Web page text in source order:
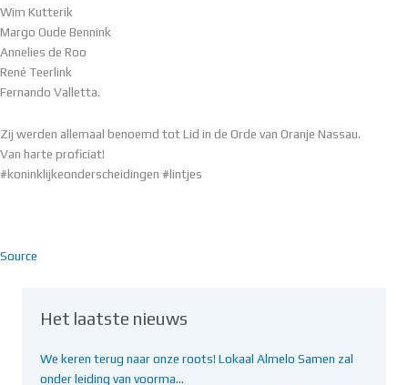
Wim Kutterik
Margo Oude Bennink
Annelies de Roo
René Teerlink
Fernando Valletta.
Zij werden allemaal benoemd tot Lid in de Orde van Oranje Nassau.
Van harte proficiat!
#koninklijkeonderscheidingen #lintjes
Source
Het laatste nieuws
We keren terug naar onze roots! Lokaal Almelo Samen zal
onder leiding van voorma…